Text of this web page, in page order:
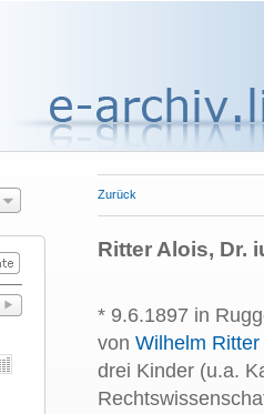
Zurück
Ritter Alois, Dr.
* 9.6.1897 in
von Wilhelm Ritter
drei Kinder (u.a.